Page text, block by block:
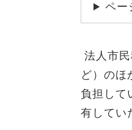
ペー
法人市
ど）のほ
負担して
有してい